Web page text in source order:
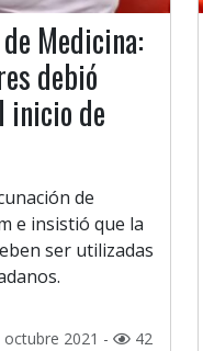
Medicina:
debió
inicio de
de
e insistió que la
ser utilizadas
octubre 2021 - 42